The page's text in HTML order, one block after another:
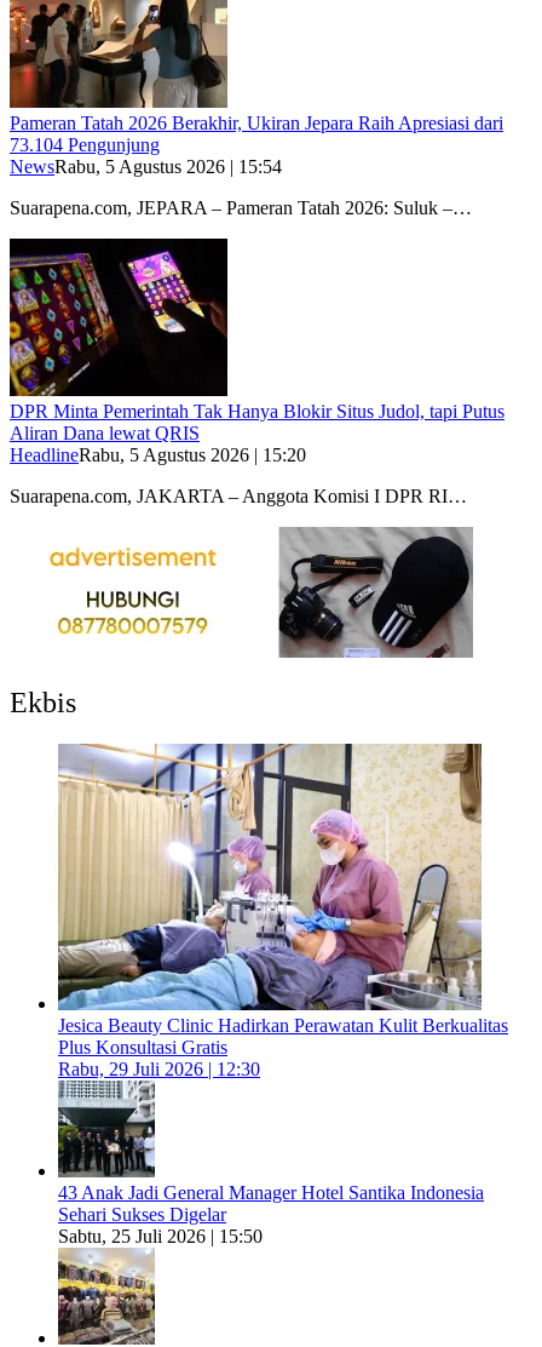
Pameran Tatah 2026 Berakhir, Ukiran Jepara Raih Apresiasi dari
73.104 Pengunjung
NewsRabu, 5 Agustus 2026 | 15:54
Suarapena.com, JEPARA – Pameran Tatah 2026: Suluk –…
DPR Minta Pemerintah Tak Hanya Blokir Situs Judol, tapi Putus
Aliran Dana lewat QRIS
HeadlineRabu, 5 Agustus 2026 | 15:20
Suarapena.com, JAKARTA – Anggota Komisi I DPR RI…
Ekbis
Jesica Beauty Clinic Hadirkan Perawatan Kulit Berkualitas
Plus Konsultasi Gratis
Rabu, 29 Juli 2026 | 12:30
43 Anak Jadi General Manager Hotel Santika Indonesia
Sehari Sukses Digelar
Sabtu, 25 Juli 2026 | 15:50